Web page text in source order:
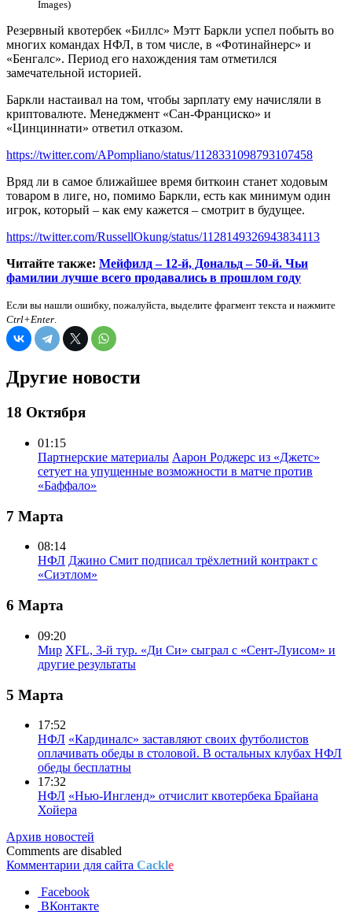
Images)
Резервный квотербек «Биллс» Мэтт Баркли успел побыть во
многих командах НФЛ, в том числе, в «Фотинайнерс» и
«Бенгалс». Период его нахождения там отметился
замечательной историей.
Баркли настаивал на том, чтобы зарплату ему начисляли в
криптовалюте. Менеджмент «Сан-Франциско» и
«Цинциннати» ответил отказом.
https://twitter.com/APompliano/status/1128331098793107458
Вряд ли в самое ближайшее время биткоин станет ходовым
товаром в лиге, но, помимо Баркли, есть как минимум один
игрок, который – как ему кажется – смотрит в будущее.
https://twitter.com/RussellOkung/status/1128149326943834113
Читайте также: Мейфилд – 12-й, Дональд – 50-й. Чьи
фамилии лучше всего продавались в прошлом году
Если вы нашли ошибку, пожалуйста, выделите фрагмент текста и нажмите
Ctrl+Enter.
Другие новости
18 Октября
01:15
Партнерские материалы Аарон Роджерс из «Джетс»
сетует на упущенные возможности в матче против
«Баффало»
7 Марта
08:14
НФЛ Джино Смит подписал трёхлетний контракт с
«Сиэтлом»
6 Марта
09:20
Мир XFL, 3-й тур. «Ди Си» сыграл с «Сент-Луисом» и
другие результаты
5 Марта
17:52
НФЛ «Кардиналс» заставляют своих футболистов
оплачивать обеды в столовой. В остальных клубах НФЛ
обеды бесплатны
17:32
НФЛ «Нью-Ингленд» отчислит квотербека Брайана
Хойера
Архив новостей
Comments are disabled
Комментарии для сайта Cackle
Facebook
ВКонтакте